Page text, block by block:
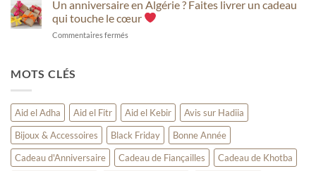
proches
avec
la
gamme
Lacoste
à
vos
proches
en
Algérie
Un anniversaire en Algérie ? Faites livrer un cadeau
qui touche le cœur
Commentaires fermés
Faites
livrer
un
cadeau
qui
touche
MOTS CLÉS
Aid el Adha Aid el Fitr Aid el Kebir
Avis sur Hadiia
Bijoux & Accessoires
Black Friday
Bonne Année
Cadeau d'Anniversaire
Cadeau de Fiançailles
Cadeau de Khotba